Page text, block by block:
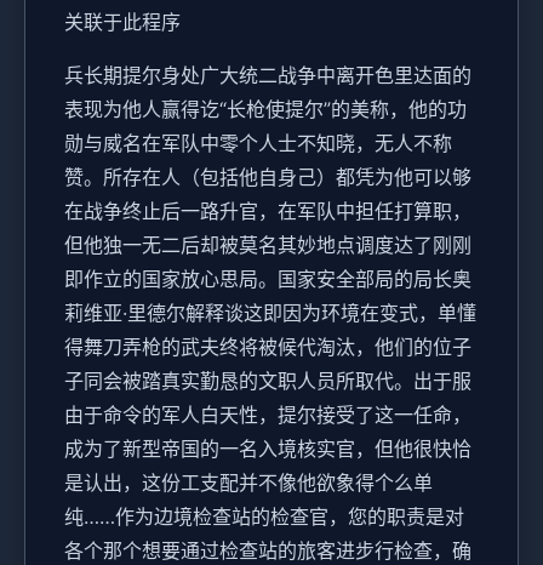
关联于此程序
兵长期提尔身处广大统二战争中离开色里达面的
表现为他人赢得讫“长枪使提尔”的美称，他的功
勋与威名在军队中零个人士不知晓，无人不称
赞。所存在人（包括他自身己）都凭为他可以够
在战争终止后一路升官，在军队中担任打算职，
但他独一无二后却被莫名其妙地点调度达了刚刚
即作立的国家放心思局。国家安全部局的局长奥
莉维亚·里德尔解释谈这即因为环境在变式，单懂
得舞刀弄枪的武夫终将被候代淘汰，他们的位子
子同会被踏真实勤恳的文职人员所取代。出于服
由于命令的军人白天性，提尔接受了这一任命，
成为了新型帝国的一名入境核实官，但他很快恰
是认出，这份工支配并不像他欲象得个么单
纯……作为边境检查站的检查官，您的职责是对
各个那个想要通过检查站的旅客进步行检查，确